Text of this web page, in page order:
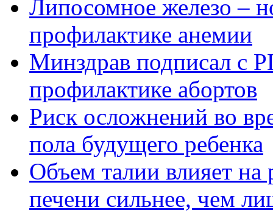
Липосомное железо –
профилактике анемии
Минздрав подписал с
профилактике абортов
Риск осложнений во
пола будущего ребенка
Объем талии влияет
печени сильнее, чем